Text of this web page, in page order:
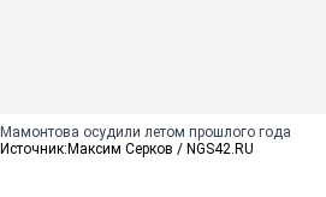
Мамонтова осудили летом прошлого года
Источник: Максим Серков / NGS42.RU